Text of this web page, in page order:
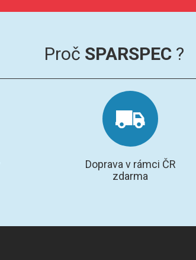
Proč SPARSPEC ?
Doprava v rámci ČR
zdarma